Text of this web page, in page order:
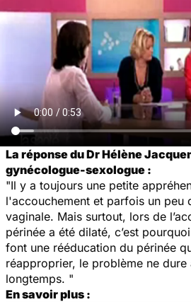
La réponse du Dr Hélène
gynécologue-sexologue :
"Il y a toujours une petite
l'accouchement et parfois un peu
vaginale. Mais surtout, lors de
périnée a été dilaté, c’est
font une rééducation du périnée
réapproprier, le problème ne dure
longtemps. "
En savoir plus :